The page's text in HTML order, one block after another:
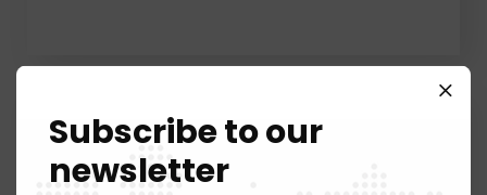
Technologies et Innovation
Subscribe to our
newsletter